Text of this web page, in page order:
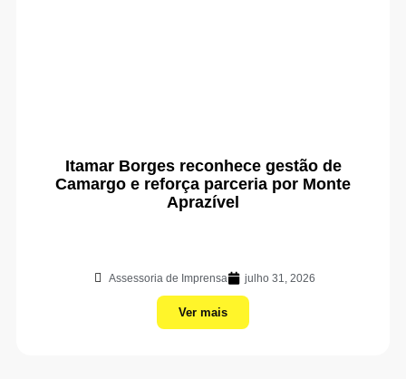
Itamar Borges reconhece gestão de
Camargo e reforça parceria por Monte
Aprazível
Assessoria de Imprensa julho 31, 2026
Ver mais